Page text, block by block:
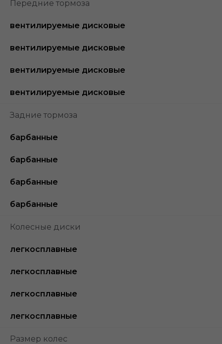
Передние тормоза
вентилируемые дисковые
вентилируемые дисковые
вентилируемые дисковые
вентилируемые дисковые
Задние тормоза
барбанные
барбанные
барбанные
барбанные
Колесные диски
легкосплавные
легкосплавные
легкосплавные
легкосплавные
Размер колес